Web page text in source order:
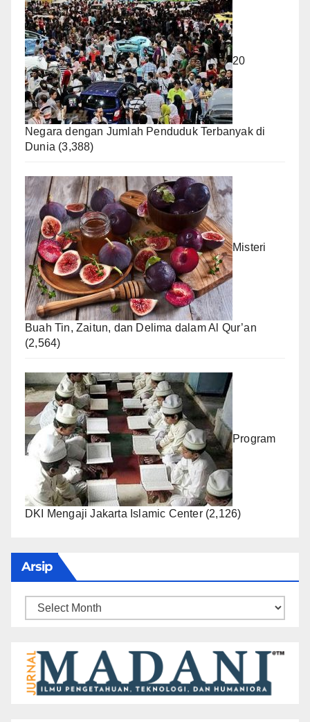
20
Negara dengan Jumlah Penduduk Terbanyak di
Dunia (3,388)
Misteri
Buah Tin, Zaitun, dan Delima dalam Al Qur’an
(2,564)
Program
DKI Mengaji Jakarta Islamic Center (2,126)
Arsip
Arsip